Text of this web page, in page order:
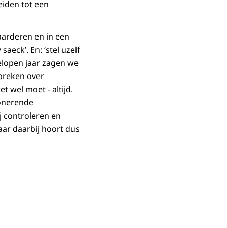
tot een
en in een
En: ‘stel uzelf
jaar zagen we
over
wel moet - altijd.
controleren en
daarbij hoort dus